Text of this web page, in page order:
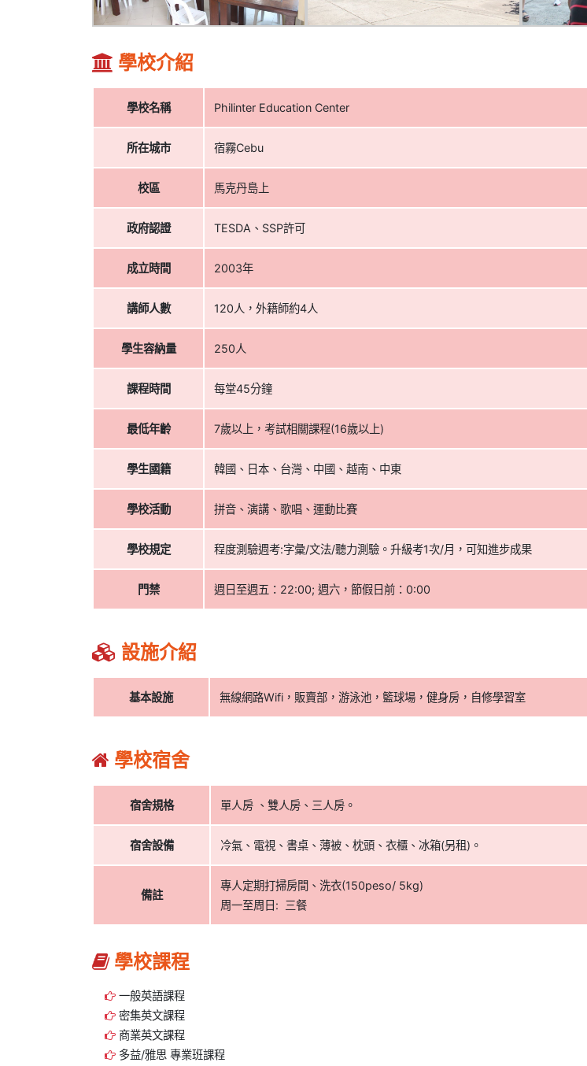
學校介紹
學校名稱 Philinter Education Center
所在城市 宿霧Cebu
校區 馬克丹島上
政府認證 TESDA、SSP許可
成立時間 2003年
講師人數 120人，外籍師約4人
學生容納量 250人
課程時間 每堂45分鐘
最低年齡 7歲以上，考試相關課程(16歲以上)
學生國籍 韓國、日本、台灣、中國、越南、中東
學校活動 拼音、演講、歌唱、運動比賽
學校規定 程度測驗週考:字彙/文法/聽力測驗。升級考1次/月，可知進步成果
門禁 週日至週五：22:00; 週六，節假日前：0:00
設施介紹
基本設施 無線網路Wifi，販賣部，游泳池，籃球場，健身房，自修學習室
學校宿舍
宿舍規格 單人房 、雙人房、三人房。
宿舍設備 冷氣、電視、書桌、薄被、枕頭、衣櫃、冰箱(另租)。
備註
專人定期打掃房間、洗衣(150peso/ 5kg)
周一至周日: 三餐
學校課程
一般英語課程
密集英文課程
商業英文課程
多益/雅思 專業班課程
【菲律賓遊學】宿
霧I.Breeze語言學校
心得分享 by Lihan
【碧瑤旅遊】浪漫
由行與美食分享~